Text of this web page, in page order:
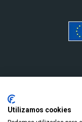
Utilizamos cookies